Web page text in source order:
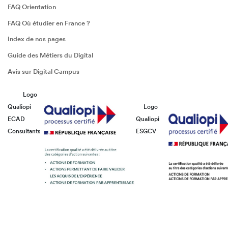
FAQ Orientation
FAQ Où étudier en France ?
Index de nos pages
Guide des Métiers du Digital
Avis sur Digital Campus
Logo
Qualiopi
ECAD
Consultants
Logo
Qualiopi
ESGCV